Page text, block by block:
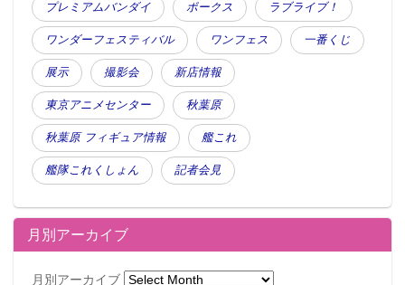
プレミアムバンダイ ボークス ラブライブ！
ワンダーフェスティバル ワンフェス 一番くじ
展示 撮影会 新店情報
東京アニメセンター 秋葉原
秋葉原 フィギュア情報 艦これ
艦隊これくしょん 記者会見
月別アーカイブ
月別アーカイブ